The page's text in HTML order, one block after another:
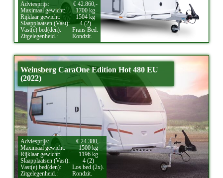
Adviesprijs:
€ 42.860,-
Maximaal gewicht:
1700 kg
Rijklaar gewicht:
1504 kg
Slaapplaatsen (Vast):
4 (2)
Vast(e) bed(den):
Frans Bed.
Zitgelegenheid.:
Rondzit.
Weinsberg CaraOne Edition Hot 480 EU
(2022)
Adviesprijs:
€ 24.380,-
Maximaal gewicht:
1500 kg
Rijklaar gewicht:
1196 kg
Slaapplaatsen (Vast):
4 (2)
Vast(e) bed(den):
Los bed (2x).
Zitgelegenheid.:
Rondzit.